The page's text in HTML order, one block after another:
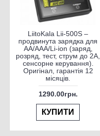
LiitoKala Lii-500S –
продвинута зарядка для
AA/AAA/Li-ion (заряд,
розряд, тест, струм до 2А,
сенсорне керування).
Оригінал, гарантія 12
місяців.
1290.00грн.
КУПИТИ